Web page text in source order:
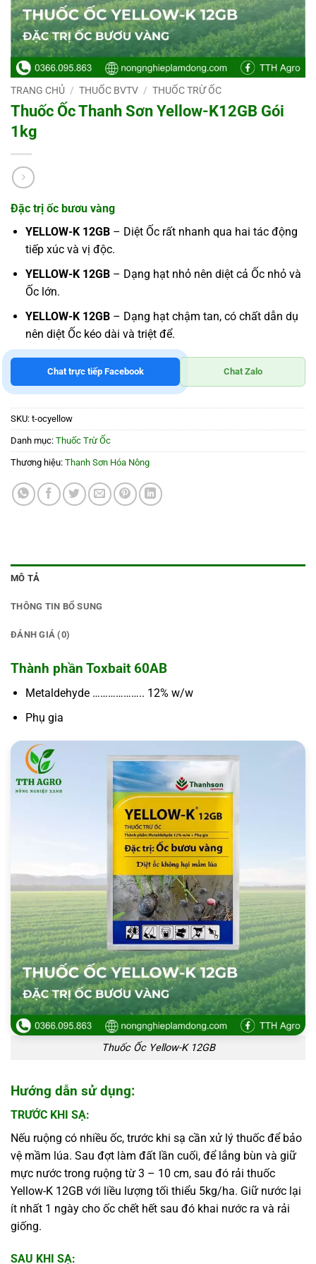
TRANG CHỦ / THUỐC BVTV / THUỐC TRỪ ỐC
Thuốc Ốc Thanh Sơn Yellow-K12GB Gói
1kg
Đặc trị ốc bươu vàng
YELLOW-K 12GB– Diệt Ốc rất nhanh qua hai tác động
tiếp xúc và vị độc.
YELLOW-K 12GB– Dạng hạt nhỏ nên diệt cả Ốc nhỏ và
Ốc lớn.
YELLOW-K 12GB– Dạng hạt chậm tan, có chất dẫn dụ
nên diệt Ốc kéo dài và triệt để.
Chat trực tiếp Facebook Chat Zalo
SKU: t-ocyellow
Danh mục: Thuốc Trừ Ốc
Thương hiệu: Thanh Sơn Hóa Nông
MÔ TẢ
THÔNG TIN BỔ SUNG
ĐÁNH GIÁ (0)
Thành phần Toxbait 60AB
Metaldehyde ……………….. 12% w/w
Phụ gia
Thuốc Ốc Yellow-K 12GB
Hướng dẫn sử dụng:
TRƯỚC KHI SẠ:
Nếu ruộng có nhiều ốc, trước khi sạ cần xử lý thuốc để bảo
vệ mầm lúa. Sau đợt làm đất lần cuối, để lắng bùn và giữ
mực nước trong ruộng từ 3 – 10 cm, sau đó rải thuốc
Yellow-K 12GB với liều lượng tối thiểu 5kg/ha. Giữ nước lại
ít nhất 1 ngày cho ốc chết hết sau đó khai nước ra và rải
giống.
SAU KHI SẠ: